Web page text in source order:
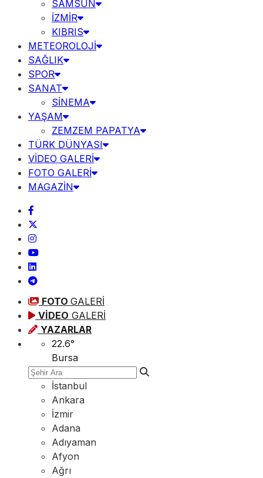
SAMSUN
İZMİR
KIBRIS
METEOROLOJİ
SAĞLIK
SPOR
SANAT
SİNEMA
YAŞAM
ZEMZEM PAPATYA
TÜRK DÜNYASI
VİDEO GALERİ
FOTO GALERİ
MAGAZİN
FOTO GALERİ
VİDEO GALERİ
YAZARLAR
22.6°
Bursa
İstanbul
Ankara
İzmir
Adana
Adıyaman
Afyon
Ağrı